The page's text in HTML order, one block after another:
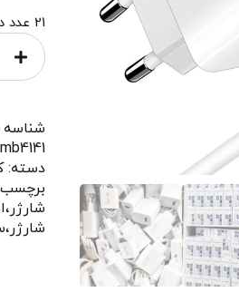
21 عدد در انبار
mb4141
دسته: